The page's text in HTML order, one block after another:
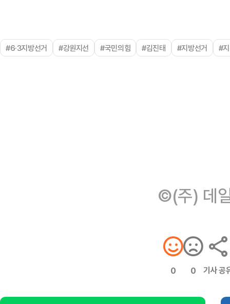
#6·3지방선거 #강원지선 #국민의힘 #김진태 #지방선거 #
©(주) 데
0 0 기사 공